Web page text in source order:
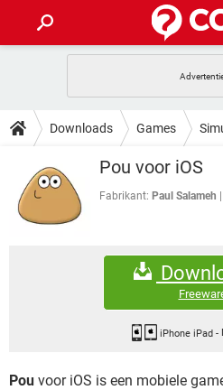
INSTAGRAM
NETFLIX
GRATIS
TIKTOK
HOW-TO
VIDEOBELLEN
INSTAGRAM
NETFLIX
VIDEOBELLEN
INSTAGRAM
FORUM
GRATIS
Downloads Games
Pou voor iOS
Fabrikant: Paul Salameh
iPhone iPad -
Pou voor iOS is een mobiele